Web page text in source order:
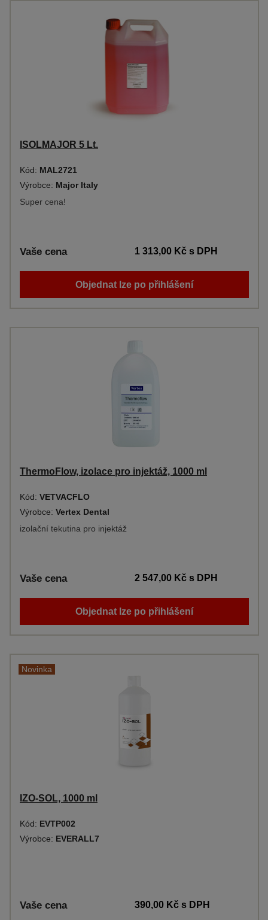
ISOLMAJOR 5 Lt.
Kód: MAL2721
Výrobce: Major Italy
Super cena!
Vaše cena 1 313,00 Kčs DPH
Objednat lze po přihlášení
ThermoFlow, izolace pro injektáž, 1000 ml
Kód: VETVACFLO
Výrobce: Vertex Dental
izolační tekutina pro injektáž
Vaše cena 2 547,00 Kčs DPH
Objednat lze po přihlášení
Novinka
IZO-SOL, 1000 ml
Kód: EVTP002
Výrobce: EVERALL7
Vaše cena 390,00 Kčs DPH